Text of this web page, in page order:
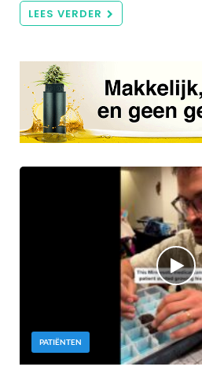
LEES VERDER
PATIËNTEN